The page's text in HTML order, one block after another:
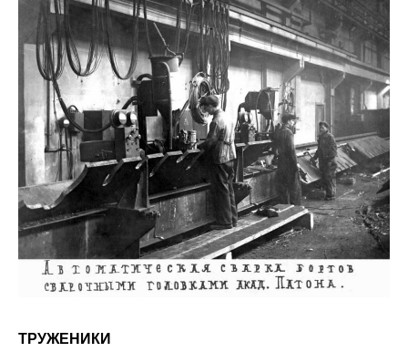
ТРУЖЕНИКИ